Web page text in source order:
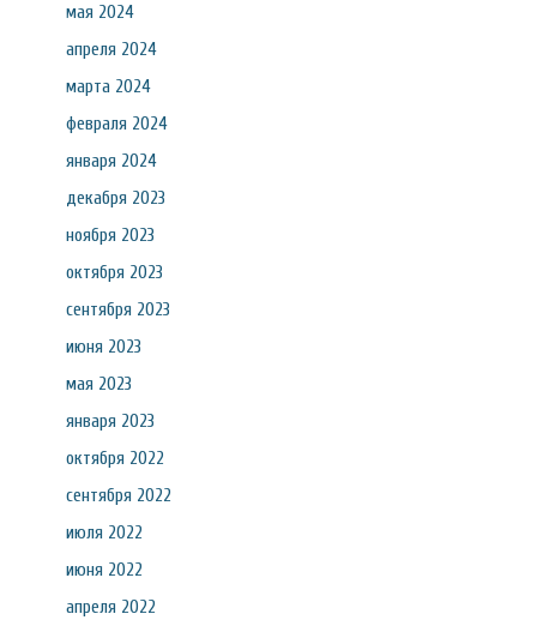
мая 2024
апреля 2024
марта 2024
февраля 2024
января 2024
декабря 2023
ноября 2023
октября 2023
сентября 2023
июня 2023
мая 2023
января 2023
октября 2022
сентября 2022
июля 2022
июня 2022
апреля 2022